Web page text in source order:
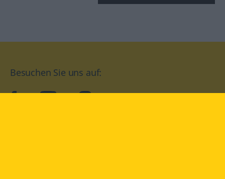
Besuchen Sie uns auf: